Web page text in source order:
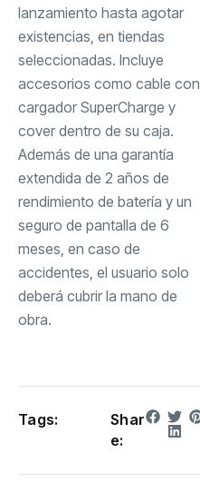
lanzamiento hasta agotar
existencias, en tiendas
seleccionadas. Incluye
accesorios como cable con
cargador SuperCharge y
cover dentro de su caja.
Además de una garantía
extendida de 2 años de
rendimiento de batería y un
seguro de pantalla de 6
meses, en caso de
accidentes, el usuario solo
deberá cubrir la mano de
obra.
Tags:
Shar
e: